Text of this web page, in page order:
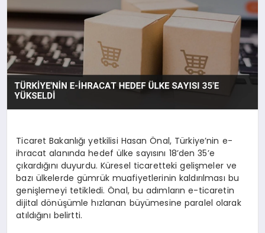
TEKNOLOJI
YAŞAM
MALATYA HABERLERI
Ticaret Bakanlığı yetkilisi Hasan Önal, Türkiye’nin e-
ihracat alanında hedef ülke sayısını 18’den 35’e
çıkardığını duyurdu. Küresel ticaretteki gelişmeler ve
bazı ülkelerde gümrük muafiyetlerinin kaldırılması bu
genişlemeyi tetikledi. Önal, bu adımların e-ticaretin
dijital dönüşümle hızlanan büyümesine paralel olarak
atıldığını belirtti.